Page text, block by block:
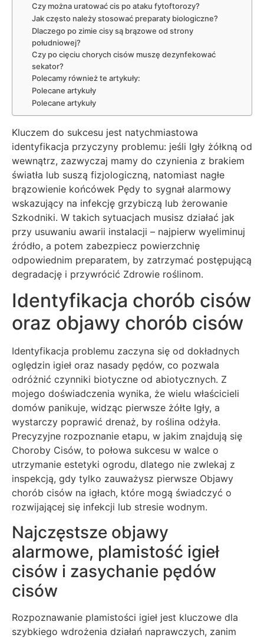
Czy można uratować cis po ataku fytoftorozy?
Jak często należy stosować preparaty biologiczne?
Dlaczego po zimie cisy są brązowe od strony
południowej?
Czy po cięciu chorych cisów muszę dezynfekować
sekator?
Polecamy również te artykuły:
Polecane artykuły
Polecane artykuły
Kluczem do sukcesu jest natychmiastowa
identyfikacja przyczyny problemu: jeśli Igły żółkną od
wewnątrz, zazwyczaj mamy do czynienia z brakiem
światła lub suszą fizjologiczną, natomiast nagłe
brązowienie końcówek Pędy to sygnał alarmowy
wskazujący na infekcję grzybiczą lub żerowanie
Szkodniki. W takich sytuacjach musisz działać jak
przy usuwaniu awarii instalacji – najpierw wyeliminuj
źródło, a potem zabezpiecz powierzchnię
odpowiednim preparatem, by zatrzymać postępującą
degradację i przywrócić Zdrowie roślinom.
Identyfikacja chorób cisów
oraz objawy chorób cisów
Identyfikacja problemu zaczyna się od dokładnych
oględzin igieł oraz nasady pędów, co pozwala
odróżnić czynniki biotyczne od abiotycznych. Z
mojego doświadczenia wynika, że wielu właścicieli
domów panikuje, widząc pierwsze żółte Igły, a
wystarczy poprawić drenaż, by roślina odżyła.
Precyzyjne rozpoznanie etapu, w jakim znajdują się
Choroby Cisów, to połowa sukcesu w walce o
utrzymanie estetyki ogrodu, dlatego nie zwlekaj z
inspekcją, gdy tylko zauważysz pierwsze Objawy
chorób cisów na igłach, które mogą świadczyć o
rozwijającej się infekcji lub stresie wodnym.
Najczęstsze objawy
alarmowe, plamistość igieł
cisów i zasychanie pędów
cisów
Rozpoznawanie plamistości igieł jest kluczowe dla
szybkiego wdrożenia działań naprawczych, zanim